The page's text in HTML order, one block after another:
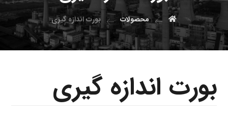
محصولات بورت اندازه گيری
بورت اندازه گیری